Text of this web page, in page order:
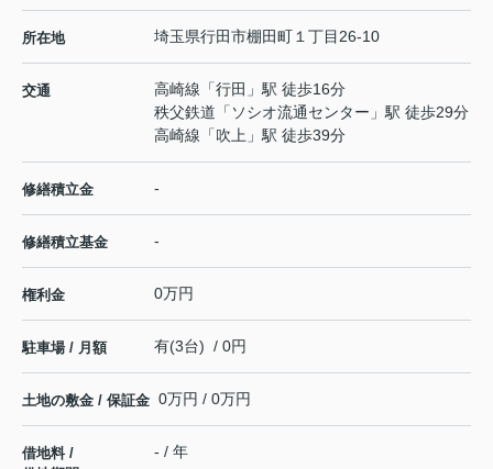
所在地 埼玉県行田市棚田町 １丁目26-10
交通 高崎線 「行田 」駅 徒歩16分
秩父鉄道 「 ソシオ流通センター 」駅 徒歩29分
高崎線 「吹上 」駅 徒歩39分
修繕積立金 -
修繕積立基金 -
権利金 0万円
駐車場 / 月額 有(3台) / 0円
土地の敷金 / 保証金 0万円 / 0万円
借地料 /
- / 年